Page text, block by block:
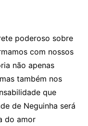
poderoso sobre
com nossos
não apenas
também nos
que
de Neguinha será
do amor